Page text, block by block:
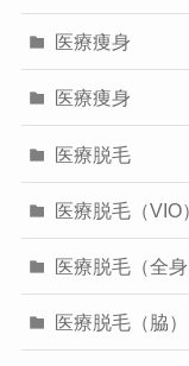
医療痩身
医療痩身
医療脱毛
医療脱毛（VIO
医療脱毛（全身
医療脱毛（脇）